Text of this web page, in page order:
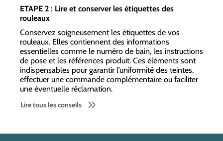
ETAPE 2 : Lire et conserver les étiquettes des
rouleaux
Conservez soigneusement les étiquettes de vos
rouleaux. Elles contiennent des informations
essentielles comme le numéro de bain, les instructions
de pose et les références produit. Ces éléments sont
indispensables pour garantir l’uniformité des teintes,
effectuer une commande complémentaire ou faciliter
une éventuelle réclamation.
Lire tous les conseils